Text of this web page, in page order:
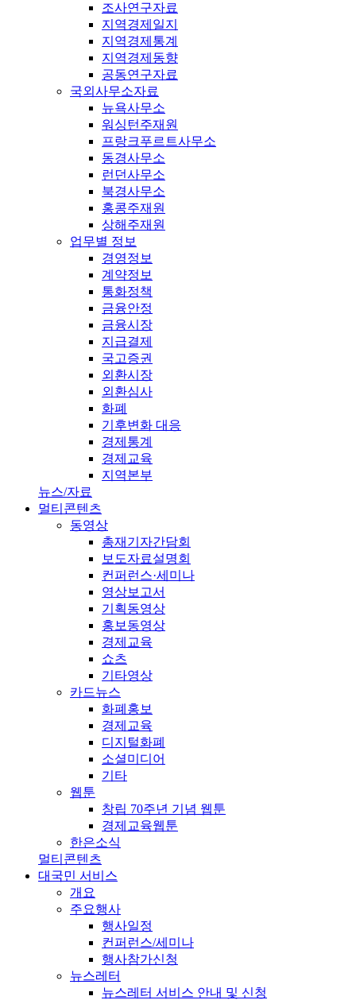
조사연구자료
지역경제일지
지역경제통계
지역경제동향
공동연구자료
국외사무소자료
뉴욕사무소
워싱턴주재원
프랑크푸르트사무소
동경사무소
런던사무소
북경사무소
홍콩주재원
상해주재원
업무별 정보
경영정보
계약정보
통화정책
금융안정
금융시장
지급결제
국고증권
외환시장
외환심사
화폐
기후변화 대응
경제통계
경제교육
지역본부
뉴스/자료
멀티콘텐츠
동영상
총재기자간담회
보도자료설명회
컨퍼런스·세미나
영상보고서
기획동영상
홍보동영상
경제교육
쇼츠
기타영상
카드뉴스
화폐홍보
경제교육
디지털화폐
소셜미디어
기타
웹툰
창립 70주년 기념 웹툰
경제교육웹툰
한은소식
멀티콘텐츠
대국민 서비스
개요
주요행사
행사일정
컨퍼런스/세미나
행사참가신청
뉴스레터
뉴스레터 서비스 안내 및 신청